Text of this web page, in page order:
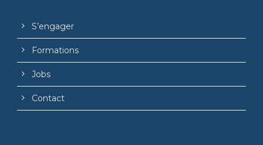
S’engager
Formations
Jobs
Contact